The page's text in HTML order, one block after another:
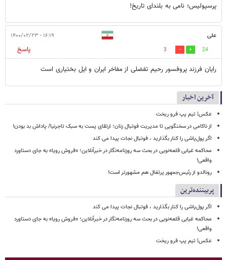
پرسپولیس؛ نامی به بلندای تاریخ!
علی ۱۶:۱۹ - ۱۴۰۰/۰۲/۲۳
24
3
پاسخ
رایان فرزند پروفسور رحیم تفضلی از مفاخر ایران و ایل بختیاری است
آخرین اخبار
عکس| تیم پپ فرو ریخت
از ناکامی در سخنگویی تا مدیریت فوتبال زنان؛ ارتقای پست به سبک تاجرنیا/ پاداش بد بودن!
اگر پول‌پاشی را کنار بگذارید ، فوتبال نجات پیدا می کند
محاکمه غیابی قلعه‌نویی در بحث سه روزنامه‌نگار در خبرآنلاین؛ «فروش رویا» به جای دستاورد
واقعی!
رونالدو از رئیس‌جمهور پرتغال هم مشهورتر است!
پربیننده‌ترین
اگر پول‌پاشی را کنار بگذارید ، فوتبال نجات پیدا می کند
محاکمه غیابی قلعه‌نویی در بحث سه روزنامه‌نگار در خبرآنلاین؛ «فروش رویا» به جای دستاورد
واقعی!
عکس| تیم پپ فرو ریخت